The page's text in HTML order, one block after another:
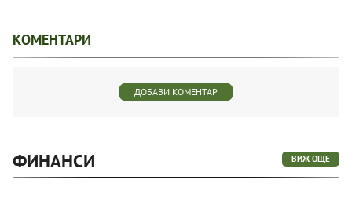
КОМЕНТАРИ
ДОБАВИ КОМЕНТАР
ФИНАНСИ ВИЖ ОЩЕ